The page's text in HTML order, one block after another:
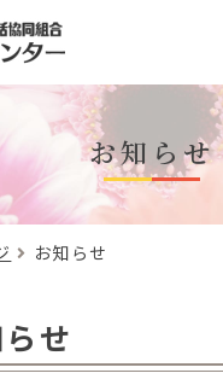
お知らせ
お知らせ
せ